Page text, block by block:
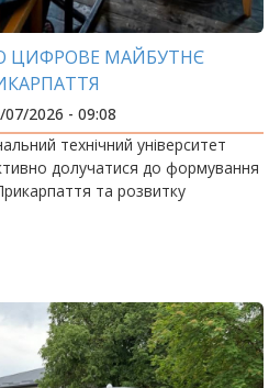
ЦИФРОВЕ МАЙБУТНЄ
2026 - 09:08
технічний університет
долучатися до формування
та розвитку